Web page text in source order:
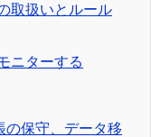
取扱いとルール
ニターする
の保守、データ移